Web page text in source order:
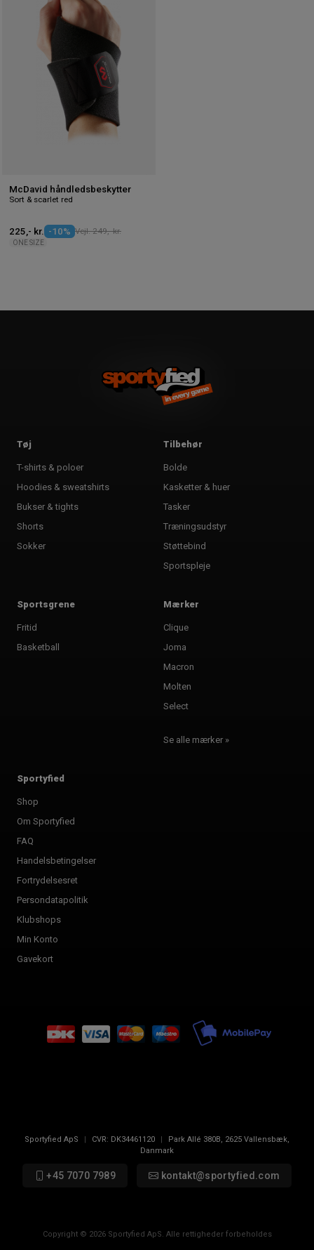
McDavid håndledsbeskytter
Sort & scarlet red
225,- kr. -10% Vejl. 249,- kr.
ONE SIZE
Tøj
T-shirts & poloer
Hoodies & sweatshirts
Bukser & tights
Shorts
Sokker
Tilbehør
Bolde
Kasketter & huer
Tasker
Træningsudstyr
Støttebind
Sportspleje
Sportsgrene
Fritid
Basketball
Mærker
Clique
Joma
Macron
Molten
Select
Se alle mærker »
Sportyfied
Shop
Om Sportyfied
FAQ
Handelsbetingelser
Fortrydelsesret
Persondatapolitik
Klubshops
Min Konto
Gavekort
Sportyfied ApS CVR: DK34461120 Park Allé 380B, 2625 Vallensbæk,
Danmark
+45 7070 7989 kontakt@sportyfied.com
Copyright © 2026 Sportyfied ApS. Alle rettigheder forbeholdes